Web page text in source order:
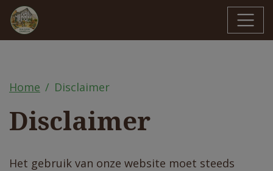
Home Disclaimer
Disclaimer
Het gebruik van onze website moet steeds